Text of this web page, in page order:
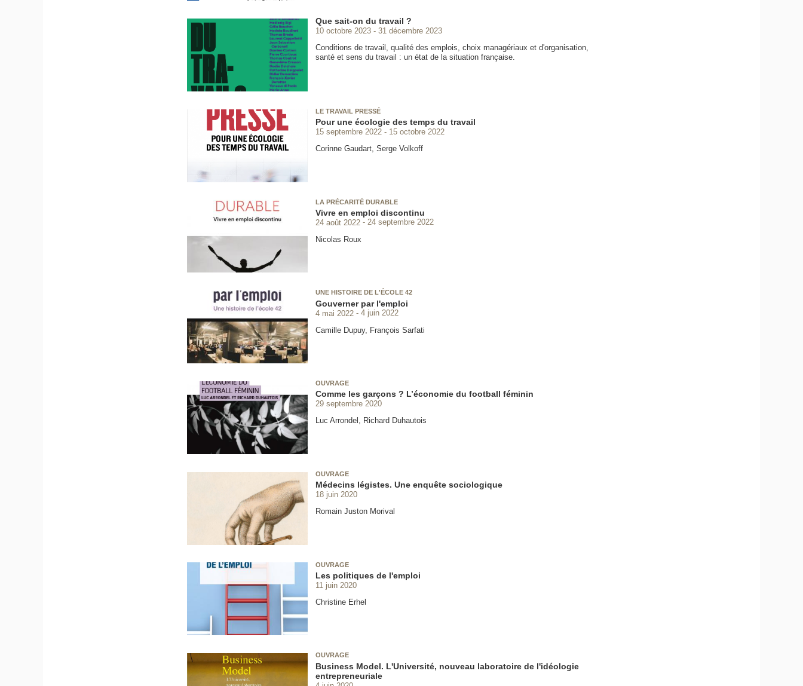
Que sait-on du travail ?
10 octobre 2023
31 décembre 2023
Conditions de travail, qualité des emplois, choix managériaux et d'organisation,
santé et sens du travail : un état de la situation française.
LE TRAVAIL PRESSÉ
Pour une écologie des temps du travail
15 septembre 2022
15 octobre 2022
Corinne Gaudart, Serge Volkoff
LA PRÉCARITÉ DURABLE
Vivre en emploi discontinu
24 août 2022
24 septembre 2022
Nicolas Roux
UNE HISTOIRE DE L'ÉCOLE 42
Gouverner par l'emploi
4 mai 2022
4 juin 2022
Camille Dupuy, François Sarfati
OUVRAGE
Comme les garçons ? L’économie du football féminin
29 septembre 2020
Luc Arrondel, Richard Duhautois
OUVRAGE
Médecins légistes. Une enquête sociologique
18 juin 2020
Romain Juston Morival
OUVRAGE
Les politiques de l'emploi
11 juin 2020
Christine Erhel
OUVRAGE
Business Model. L'Université, nouveau laboratoire de l'idéologie
entrepreneuriale